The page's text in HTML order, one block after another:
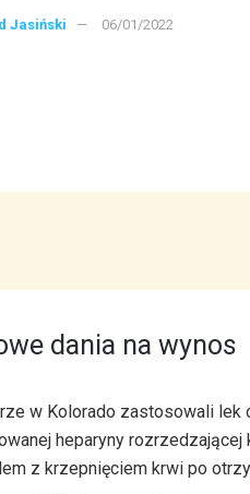
Jasiński 06/01/2022
dania na wynos
w Kolorado zastosowali lek
heparyny
z krzepnięciem krwi po